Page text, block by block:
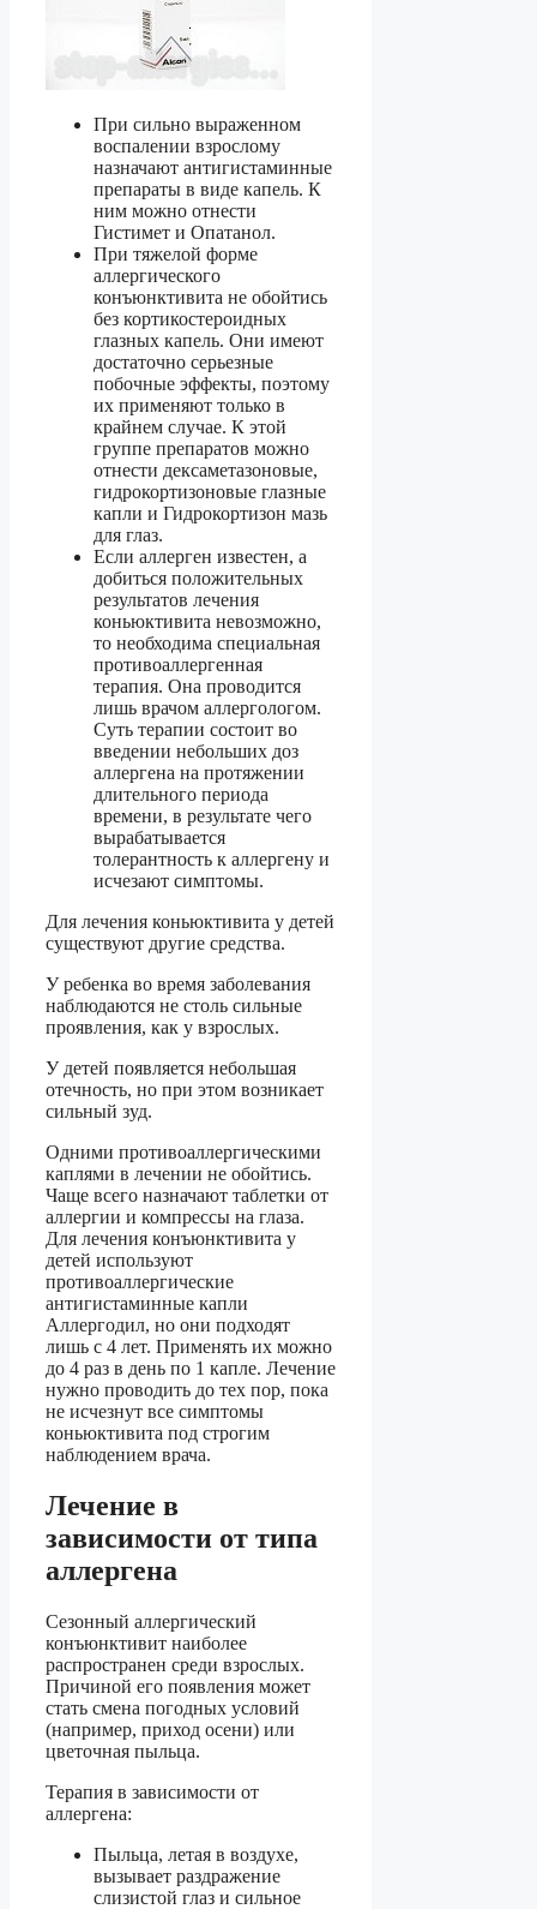
При сильно выраженном
воспалении взрослому
назначают антигистаминные
препараты в виде капель. К
ним можно отнести
Гистимет и Опатанол.
При тяжелой форме
аллергического
конъюнктивита не обойтись
без кортикостероидных
глазных капель. Они имеют
достаточно серьезные
побочные эффекты, поэтому
их применяют только в
крайнем случае. К этой
группе препаратов можно
отнести дексаметазоновые,
гидрокортизоновые глазные
капли и Гидрокортизон мазь
для глаз.
Если аллерген известен, а
добиться положительных
результатов лечения
коньюктивита невозможно,
то необходима специальная
противоаллергенная
терапия. Она проводится
лишь врачом аллергологом.
Суть терапии состоит во
введении небольших доз
аллергена на протяжении
длительного периода
времени, в результате чего
вырабатывается
толерантность к аллергену и
исчезают симптомы.
Для лечения коньюктивита у детей
существуют другие средства.
У ребенка во время заболевания
наблюдаются не столь сильные
проявления, как у взрослых.
У детей появляется небольшая
отечность, но при этом возникает
сильный зуд.
Одними противоаллергическими
каплями в лечении не обойтись.
Чаще всего назначают таблетки от
аллергии и компрессы на глаза.
Для лечения конъюнктивита у
детей используют
противоаллергические
антигистаминные капли
Аллергодил, но они подходят
лишь с 4 лет. Применять их можно
до 4 раз в день по 1 капле. Лечение
нужно проводить до тех пор, пока
не исчезнут все симптомы
коньюктивита под строгим
наблюдением врача.
Лечение в
зависимости от типа
аллергена
Сезонный аллергический
конъюнктивит наиболее
распространен среди взрослых.
Причиной его появления может
стать смена погодных условий
(например, приход осени) или
цветочная пыльца.
Терапия в зависимости от
аллергена:
Пыльца, летая в воздухе,
вызывает раздражение
слизистой глаз и сильное